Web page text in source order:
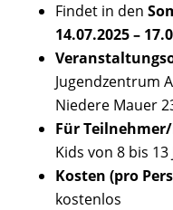
Findet in den
14.07.2025 –
Jugendzentrum
Niedere Mauer
Für
Kids von 8 bis 13
Kosten (pro
kostenlos